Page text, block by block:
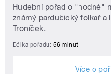
Hudební pořad o "hodné"
známý pardubický folkař a
Troníček.
Délka pořadu: 56 minut
Více o